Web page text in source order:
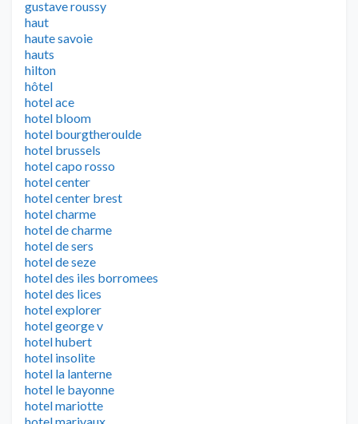
gustave roussy
haut
haute savoie
hauts
hilton
hôtel
hotel ace
hotel bloom
hotel bourgtheroulde
hotel brussels
hotel capo rosso
hotel center
hotel center brest
hotel charme
hotel de charme
hotel de sers
hotel de seze
hotel des iles borromees
hotel des lices
hotel explorer
hotel george v
hotel hubert
hotel insolite
hotel la lanterne
hotel le bayonne
hotel mariotte